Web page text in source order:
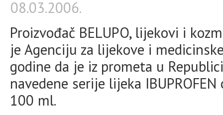
08.03.2006.
Proizvođač BELUPO, lijekovi i
je Agenciju za lijekove i
godine da je iz prometa u
navedene serije lijeka
100 ml.